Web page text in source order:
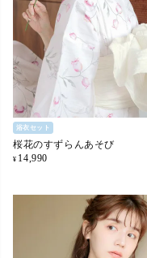
浴衣セット
桜花のすずらんあそび
¥ 14,990